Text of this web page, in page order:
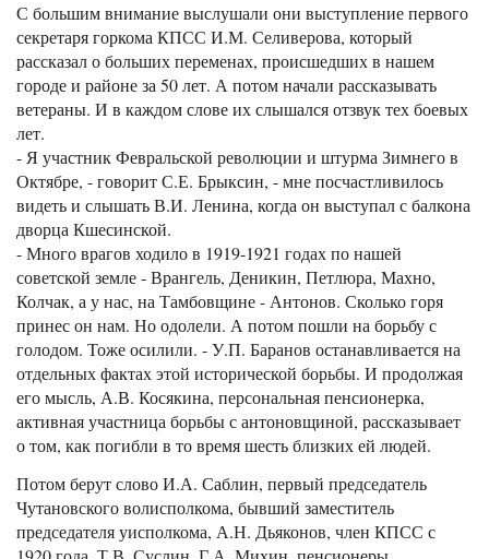
С большим внимание выслушали они выступление первого
секретаря горкома КПСС И.М. Селиверова, который
рассказал о больших переменах, происшедших в нашем
городе и районе за 50 лет. А потом начали рассказывать
ветераны. И в каждом слове их слышался отзвук тех боевых
лет.
- Я участник Февральской революции и штурма Зимнего в
Октябре, - говорит С.Е. Брыксин, - мне посчастливилось
видеть и слышать В.И. Ленина, когда он выступал с балкона
дворца Кшесинской.
- Много врагов ходило в 1919-1921 годах по нашей
советской земле - Врангель, Деникин, Петлюра, Махно,
Колчак, а у нас, на Тамбовщине - Антонов. Сколько горя
принес он нам. Но одолели. А потом пошли на борьбу с
голодом. Тоже осилили. - У.П. Баранов останавливается на
отдельных фактах этой исторической борьбы. И продолжая
его мысль, А.В. Косякина, персональная пенсионерка,
активная участница борьбы с антоновщиной, рассказывает
о том, как погибли в то время шесть близких ей людей.
Потом берут слово И.А. Саблин, первый председатель
Чутановского волисполкома, бывший заместитель
председателя уисполкома, А.Н. Дьяконов, член КПСС с